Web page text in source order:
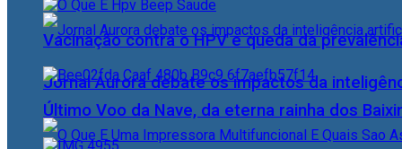
Jornal Aurora debate os impactos da
Vacinação contra o HPV e queda da
Último Voo da Nave, da eterna rainha dos